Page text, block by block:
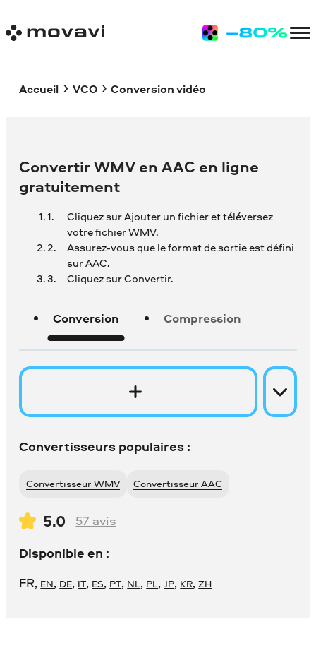
Accueil VCO Conversion vidéo
Convertir WMV en AAC en ligne
gratuitement
Cliquez sur Ajouter un fichier et téléversez
votre fichier WMV.
Assurez-vous que le format de sortie est défini
sur AAC.
Cliquez sur Convertir.
Conversion Compression
Convertisseurs populaires :
Convertisseur WMV Convertisseur AAC
5.0 57 avis
Disponible en :
FR, EN, DE, IT, ES, PT, NL, PL,JP, KR,ZH